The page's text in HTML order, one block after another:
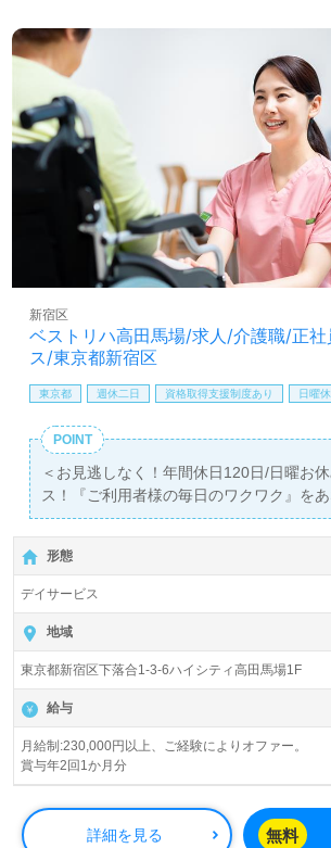
い、資格/経験を活かしたい』『モチベー
い、やりがいを感じながら働きたい』『
ている、介護知識や技術力を高めたい』
を探している』『転職で施設形態や環境
い』等の方も大歓迎です。募集詳細等、
トよりご案内します。お問い合わせも遠慮
す。
医療/福祉業界の正社員/パート求人探しは
護】＊求人情報収集、将来的に検討の方
LINE、メール、お電話などご希望に応じ
相談可能です。転職相談、求人紹介、年
あり！＞"転職支援"のプロと一緒に転職活
せお待ちしております。
ベストリハ高田馬場/求人/介護職/正
ス/東京都新宿区
新宿区
東京都 週休二日 資格取得支援制度あり 日曜
POINT
＜お見逃しなく！年間休日120日/日曜お
ス！『ご利用者様の毎日のワクワク』を
ート！＞
◎介護職/正社員募集◎【月給230,000円
2回】＊初任者研修以上有資格者向け求人
駅』徒歩5分。
1日定員39名（１日型/半日型）『ベストリ
ストリハ株式会社（本社：東京都台東区
従業員数803名以上、東京都を中心にデイ
看護/介護、看護多機能、デイサービス、
を展開されています。
◎キーワードはワクワク！『プライベート
楽しむ』をあなたらしく！◎
看護助手や介護職経験のある方をお迎え
ビスでの勤務経験は問いません。圧倒的
形態
デイサービス
地域
東京都新宿区下落合1-3-6ハイシティ高田馬場1F
給与
月給制:230,000円以上、ご経験によりオファー。
賞与年2回1か月分
詳細を見る 無料